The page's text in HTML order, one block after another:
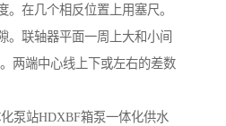
。在几个相反位置上用塞尺。
。联轴器平面一周上大和小间
两端中心线上下或左右的差数
泵站HDXBF箱泵一体化供水